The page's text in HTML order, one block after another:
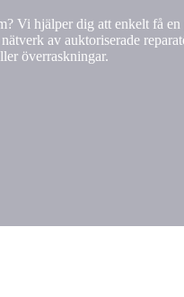
Vi hjälper dig att enkelt få
av auktoriserade
överraskningar.